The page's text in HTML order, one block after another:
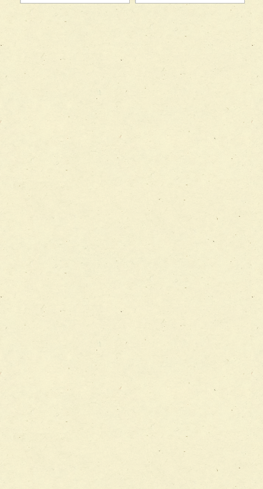
チーム】
チーム09【術前から始める周術期リハビリテーションチー
チーム10【包括的リハビリテーションコンサルテーション
チーム11【摂食・嚥下サポートチーム】